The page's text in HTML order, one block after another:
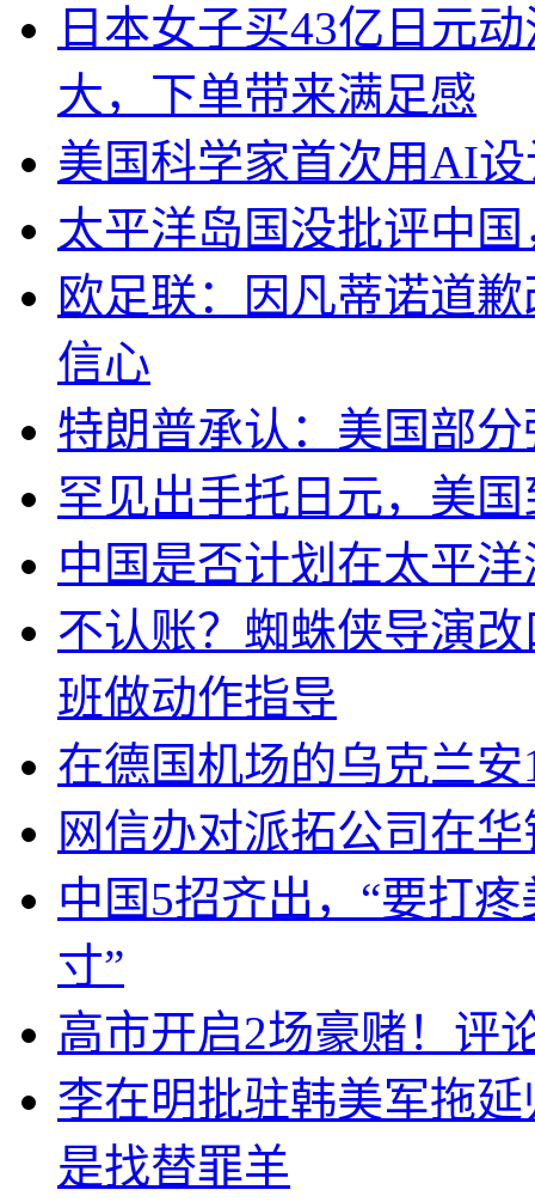
日本女子买43亿日元
大，下单带来满足感
美国科学家首次用AI
太平洋岛国没批评中
欧足联：因凡蒂诺道
信心
特朗普承认：美国部
罕见出手托日元，美
中国是否计划在太平
不认账？蜘蛛侠导演
班做动作指导
在德国机场的乌克兰
网信办对派拓公司在
中国5招齐出，“要打
寸”
高市开启2场豪赌！评
李在明批驻韩美军拖
是找替罪羊